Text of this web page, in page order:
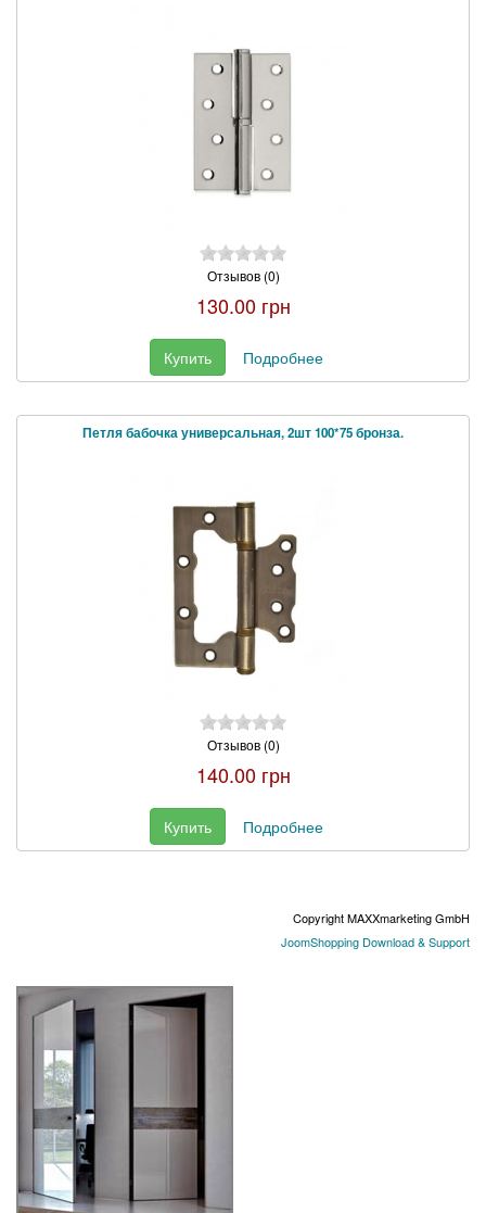
Отзывов (0)
130.00 грн
Купить Подробнее
Петля бабочка универсальная, 2шт 100*75 бронза.
Отзывов (0)
140.00 грн
Купить Подробнее
Copyright MAXXmarketing GmbH
JoomShopping Download & Support